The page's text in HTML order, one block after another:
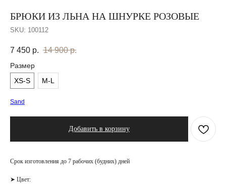
БРЮКИ ИЗ ЛЬНА НА ШНУРКЕ РОЗОВЫЕ
SKU: 100112
7 450 р. 14 900 р.
Размер
XS-S
M-L
Sand
Добавить в корзину
Срок изготовления до 7 рабочих (будних) дней
➤ Цвет: